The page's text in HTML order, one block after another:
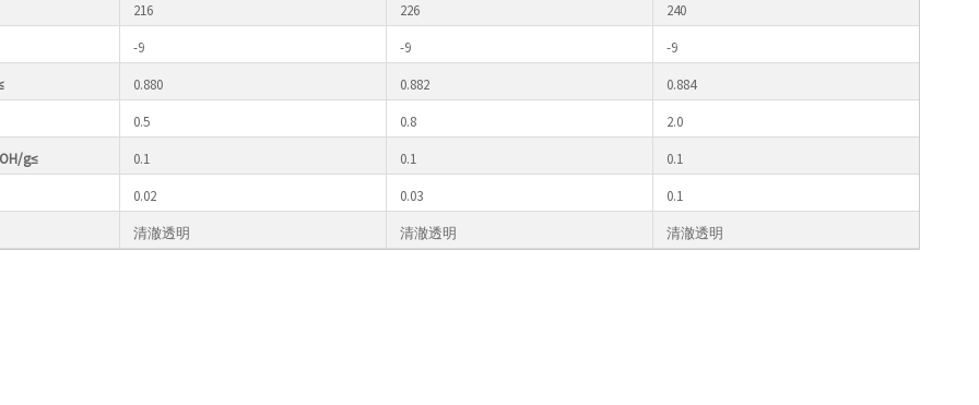
216
226
240
-9
-9
-9
0.880 0.882
0.884
0.5
0.8
2.0
g≤
0.1 0.1
0.1
0.02
0.03
0.1
清澈透明
清澈透明 清澈透明